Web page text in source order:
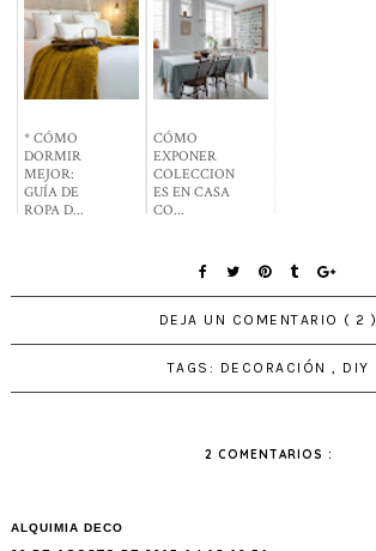
* CÓMO
DORMIR
MEJOR:
GUÍA DE
ROPA D...
CÓMO
EXPONER
COLECCION
ES EN CASA
CO...
DEJA UN COMENTARIO ( 2 )
TAGS: DECORACIÓN , DIY
2 COMENTARIOS :
ALQUIMIA DECO